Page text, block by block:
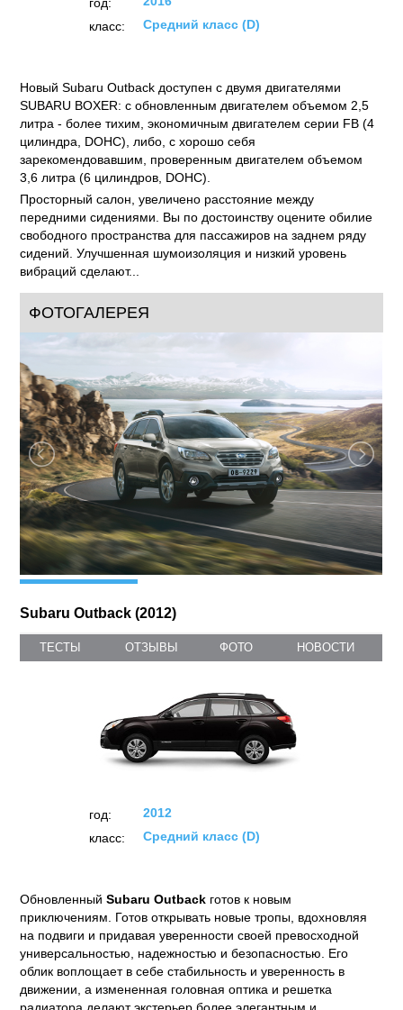
класс:
Средний класс (D)
Новый Subaru Outback доступен с двумя двигателями
SUBARU BOXER: с обновленным двигателем объемом 2,5
цилиндра, DOHC), либо, с хорошо себя
зарекомендовавшим, проверенным двигателем объемом
3,6 литра (6 цилиндров, DOHC).
Просторный салон, увеличено расстояние между
сидений. Улучшенная шумоизоляция и низкий уровень
вибраций сделают...
ФОТОГАЛЕРЕЯ
Subaru Outback (2012)
год:
2012
класс: